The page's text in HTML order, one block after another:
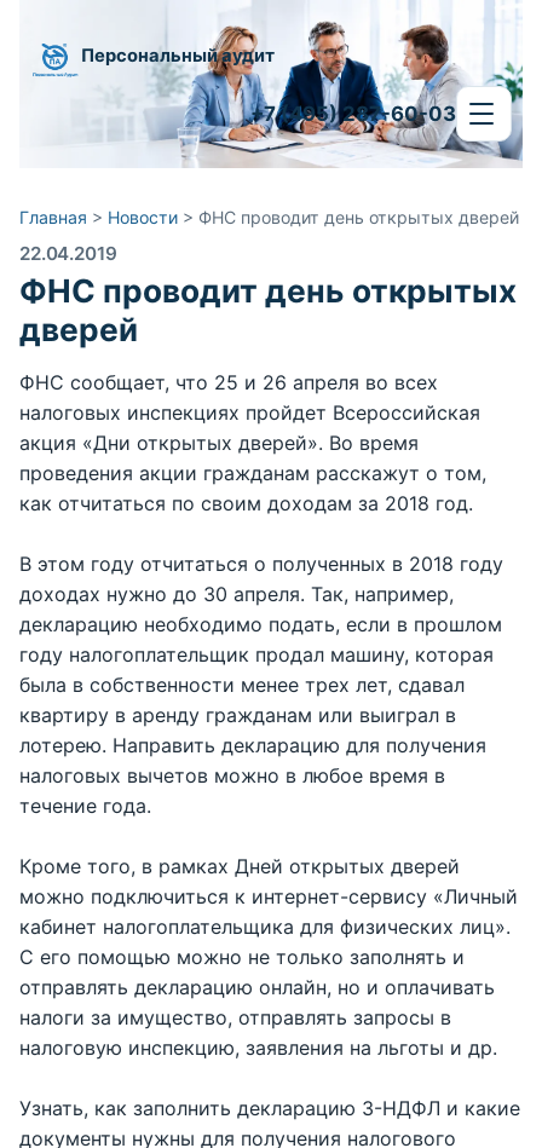
Персональный аудит
+7 (495) 287-60-03
Главная > Новости > ФНС проводит день открытых дверей
22.04.2019
ФНС проводит день открытых
дверей
ФНС сообщает, что 25 и 26 апреля во всех
налоговых инспекциях пройдет Всероссийская
акция «Дни открытых дверей». Во время
проведения акции гражданам расскажут о том,
как отчитаться по своим доходам за 2018 год.
В этом году отчитаться о полученных в 2018 году
доходах нужно до 30 апреля. Так, например,
декларацию необходимо подать, если в прошлом
году налогоплательщик продал машину, которая
была в собственности менее трех лет, сдавал
квартиру в аренду гражданам или выиграл в
лотерею. Направить декларацию для получения
налоговых вычетов можно в любое время в
течение года.
Кроме того, в рамках Дней открытых дверей
можно подключиться к интернет-сервису «Личный
кабинет налогоплательщика для физических лиц».
С его помощью можно не только заполнять и
отправлять декларацию онлайн, но и оплачивать
налоги за имущество, отправлять запросы в
налоговую инспекцию, заявления на льготы и др.
Узнать, как заполнить декларацию 3-НДФЛ и какие
документы нужны для получения налогового